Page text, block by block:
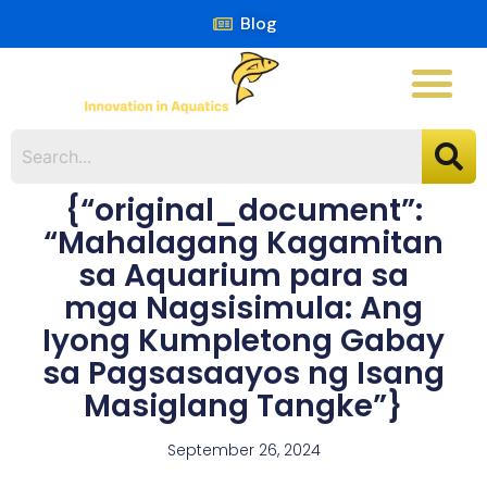
Blog
{“original_document”:
“Mahalagang Kagamitan
sa Aquarium para sa
mga Nagsisimula: Ang
Iyong Kumpletong Gabay
sa Pagsasaayos ng Isang
Masiglang Tangke”}
September 26, 2024